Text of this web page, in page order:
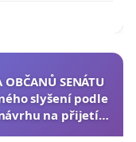
OBČANŮ SENÁTU
slyšení podle
na přijetí